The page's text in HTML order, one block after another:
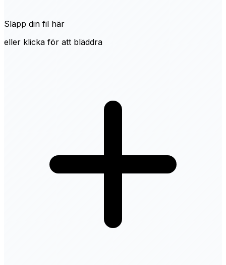
Släpp din fil här
eller klicka för att bläddra